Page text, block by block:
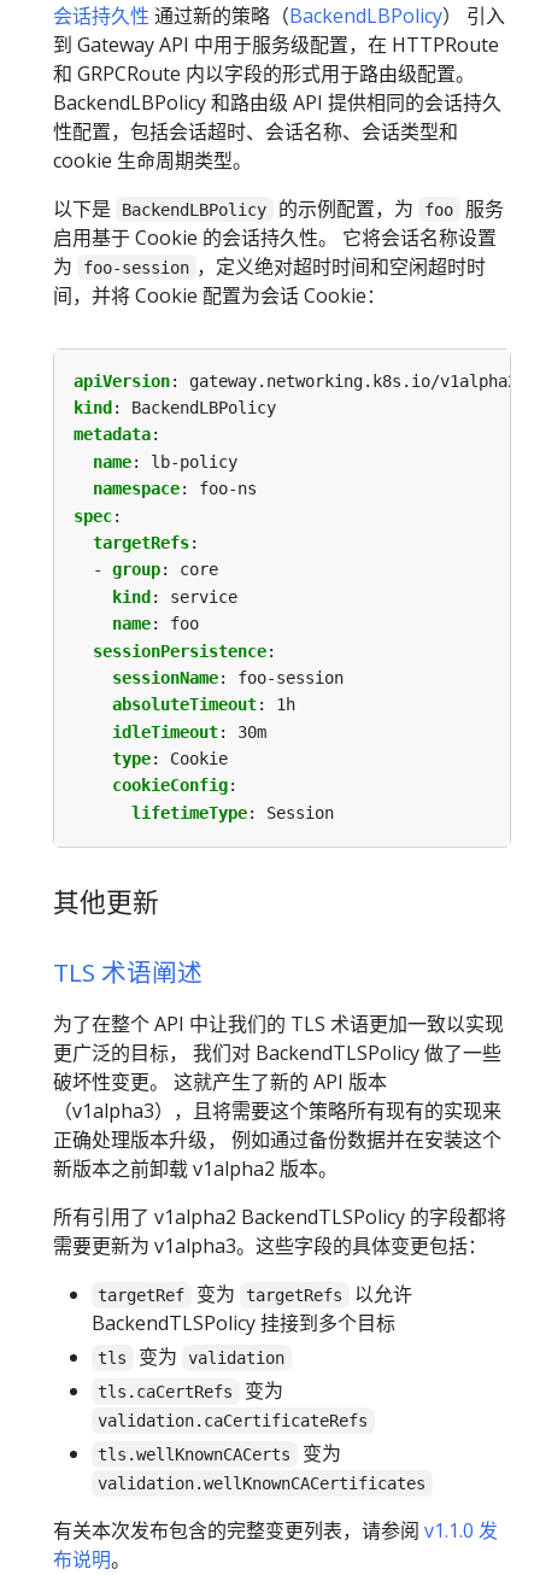
会话持久性 通过新的策略（BackendLBPolicy） 引入
到 Gateway API 中用于服务级配置，在 HTTPRoute
和 GRPCRoute 内以字段的形式用于路由级配置。
BackendLBPolicy 和路由级 API 提供相同的会话持久
性配置，包括会话超时、会话名称、会话类型和
cookie 生命周期类型。
以下是
BackendLBPolicy 的示例配置，为 foo
服务
启用基于 Cookie 的会话持久性。 它将会话名称设置
为
foo-session ，定义绝对超时时间和空闲超时时
间，并将 Cookie 配置为会话 Cookie：
apiVersion:
gateway.networking.k8s.io/v1alpha2
kind :
BackendLBPolicy
metadata:
name:
lb-policy
namespace:
foo-ns
spec:
targetRefs:
- group:
core
kind :
service
name:
foo
sessionPersistence:
sessionName:
foo-session
absoluteTimeout:
1h
idleTimeout:
30m
type:
Cookie
cookieConfig:
lifetimeType: Session
其他更新
TLS 术语阐述
为了在整个 API 中让我们的 TLS 术语更加一致以实现
更广泛的目标， 我们对 BackendTLSPolicy 做了一些
破坏性变更。 这就产生了新的 API 版本
（v1alpha3），且将需要这个策略所有现有的实现来
正确处理版本升级， 例如通过备份数据并在安装这个
新版本之前卸载 v1alpha2 版本。
所有引用了 v1alpha2 BackendTLSPolicy 的字段都将
需要更新为 v1alpha3。这些字段的具体变更包括：
targetRef 变为 targetRefs
以允许
BackendTLSPolicy 挂接到多个目标
tls 变为
validation
tls.caCertRefs
变为
validation.caCertificateRefs
tls.wellKnownCACerts
变为
validation.wellKnownCACertificates
有关本次发布包含的完整变更列表，请参阅 v1.1.0 发
布说明。